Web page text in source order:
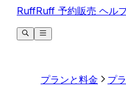
RuffRuff 予約販売 ヘル
プランと料金
プ